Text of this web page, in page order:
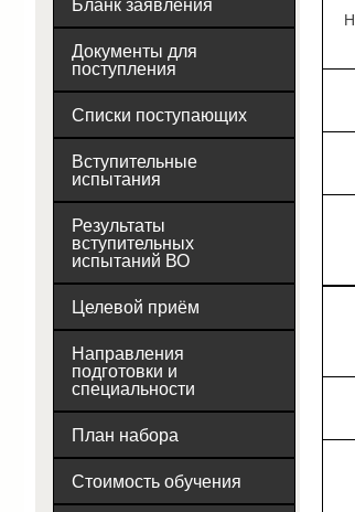
Документы для
поступления
Списки поступающих
Вступительные
испытания
Результаты
вступительных
испытаний ВО
Целевой приём
Направления
подготовки и
специальности
План набора
Стоимость обучения